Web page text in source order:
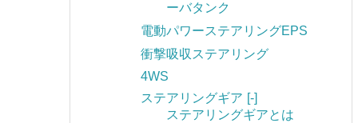
ーバタンク
電動パワーステアリングEPS
衝撃吸収ステアリング
4WS
ステアリングギア [-]
ステアリングギアとは